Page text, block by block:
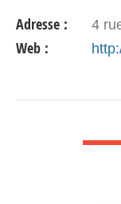
Entraînements
Adresse : 4
Web :